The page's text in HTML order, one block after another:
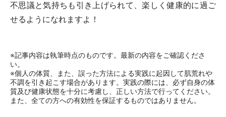
不思議と気持ちも引き上げられて、楽しく健康的に過ご
せるようになれますよ！
※記事内容は執筆時点のものです。最新の内容をご確認くださ
い。
※個人の体質、また、誤った方法による実践に起因して肌荒れや
不調を引き起こす場合があります。実践の際には、必ず自身の体
質及び健康状態を十分に考慮し、正しい方法で行ってください。
また、全ての方への有効性を保証するものではありません。